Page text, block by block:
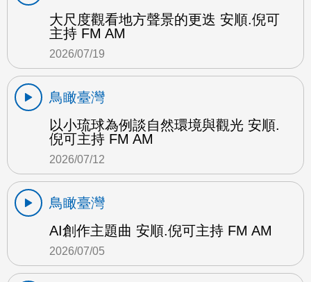
大尺度觀看地方聲景的更迭 安順.倪可
主持 FM AM
2026/07/19
鳥瞰臺灣
以小琉球為例談自然環境與觀光 安順.
倪可主持 FM AM
2026/07/12
鳥瞰臺灣
AI創作主題曲 安順.倪可主持 FM AM
2026/07/05